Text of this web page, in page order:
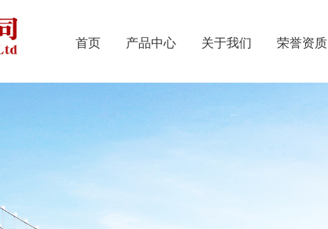
首页 产品中心 关于我们 荣誉资质